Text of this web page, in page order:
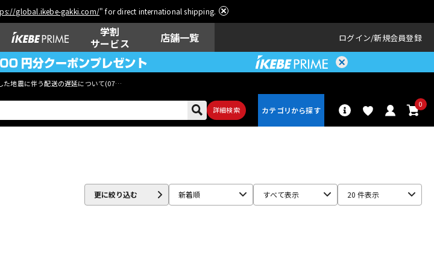
global.ikebe-gakki.com/" for direct international shipping.
学割
サービス
店舗一覧 ログイン 新規会員登録
た地震に伴う配送の遅延について(07月29日
詳細検索
0
更に絞り込む 新着順 すべて表示 20 件表示